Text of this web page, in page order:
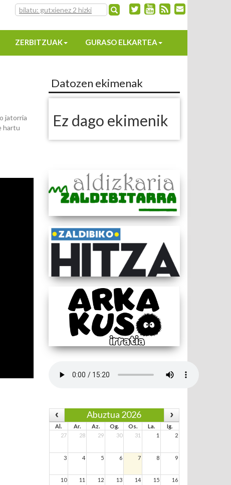
ZERBITZUAK GURASO ELKARTEA
jatorria
hartu
Datozen ekimenak
Ez dago ekimenik
Abuztua 2026
Al. Ar. Az. Og. Os. La.
Ig.
27
28 29 30 31 1 2
3 4 5 6 7 8 9
10 11 12 13 14 15 16